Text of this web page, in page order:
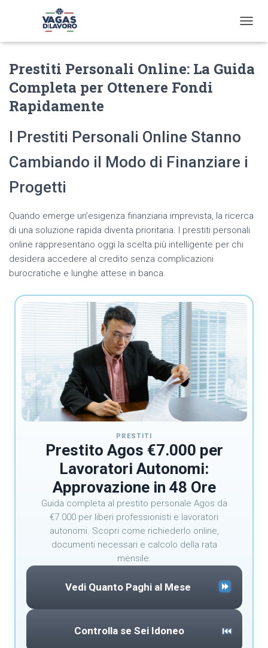
O
L
A
T
Prestiti Personali Online: La Guida
Completa per Ottenere Fondi
Rapidamente
I Prestiti Personali Online Stanno
Cambiando il Modo di Finanziare i
Progetti
Quando emerge un’esigenza finanziaria imprevista, la ricerca
di una soluzione rapida diventa prioritaria. I prestiti personali
online rappresentano oggi la scelta più intelligente per chi
desidera accedere al credito senza complicazioni
burocratiche e lunghe attese in banca.
PRESTITI
Prestito Agos €7.000 per
Lavoratori Autonomi:
Approvazione in 48 Ore
Guida completa al prestito personale Agos da
€7.000 per liberi professionisti e lavoratori
autonomi. Scopri come richiederlo online,
documenti necessari e calcolo della rata
mensile.
Vedi Quanto Paghi al Mese
Controlla se Sei Idoneo ⏮